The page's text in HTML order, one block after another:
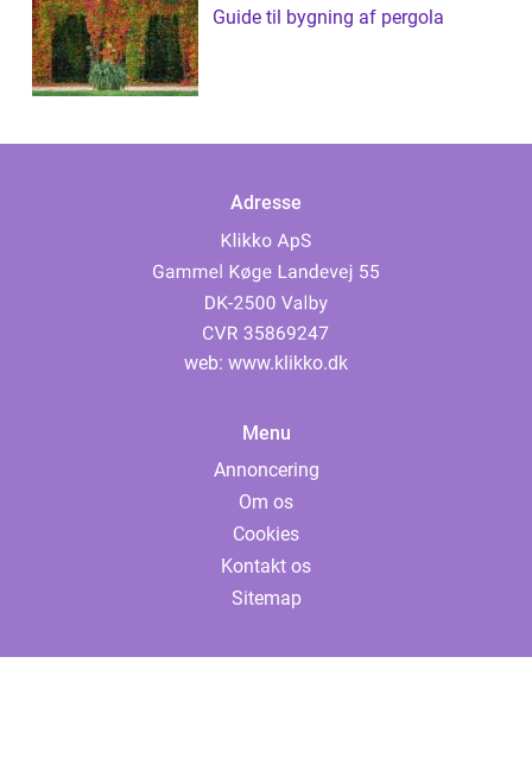
Guide til bygning af pergola
Adresse
web: www.klikko.dk
Menu
Annoncering
Om os
Cookies
Kontakt os
Sitemap